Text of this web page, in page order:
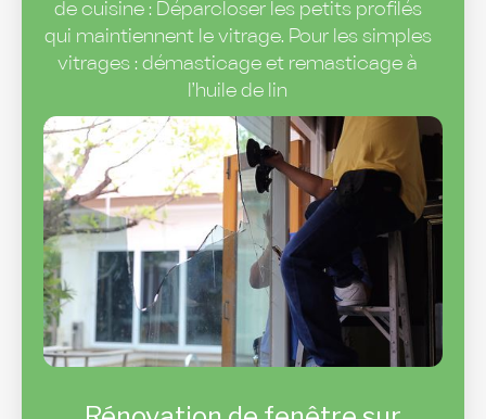
de cuisine : Déparcloser les petits profilés
qui maintiennent le vitrage. Pour les simples
vitrages : démasticage et remasticage à
l’huile de lin